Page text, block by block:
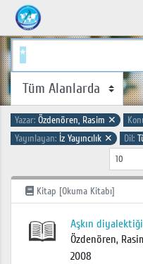
Yazar: Özdenören, Rasim ✕
Yayınlayan: İz Yayıncılık ✕ Dil:
Kitap [Okuma Kitabı]
Aşkın
Özdenören,
2008